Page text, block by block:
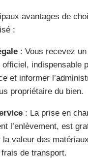
avantages de
:
: Vous recevez
indispensable
et informer
propriétaire du bien.
: La prise en
l’enlèvement, est
la valeur des
de transport.